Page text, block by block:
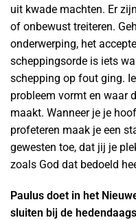
uit kwade machten. Er
of onbewust treiteren.
onderwerping, het
scheppingsorde is iets
schepping op fout ging.
probleem vormt en waar
maakt. Wanneer je je
profeteren maak je een
gewesten toe, dat jij je
zoals God dat bedoeld
Paulus doet in het
sluiten bij de